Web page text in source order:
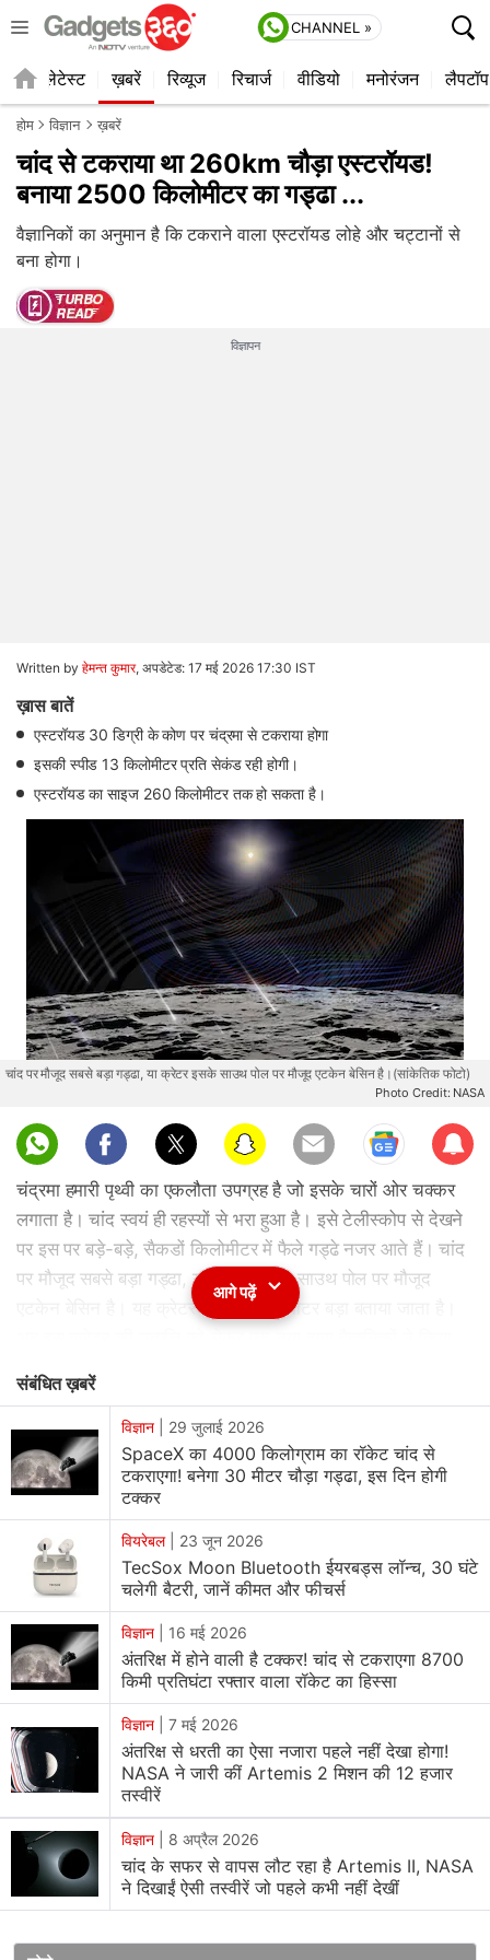
CHANNEL »
लेटेस्ट ख़बरें रिव्यूज रिचार्ज वीडियो मनोरंजन लैपटॉप
होम विज्ञान ख़बरें
चांद से टकराया था 260km चौड़ा एस्टरॉयड!
बनाया 2500 किलोमीटर का गड्ढा ...
वैज्ञानिकों का अनुमान है कि टकराने वाला एस्टरॉयड लोहे और चट्टानों से
बना होगा।
विज्ञापन
Written by हेमन्त कुमार, अपडेटेड: 17 मई 2026 17:30 IST
ख़ास बातें
एस्टरॉयड 30 डिग्री के कोण पर चंद्रमा से टकराया होगा
इसकी स्पीड 13 किलोमीटर प्रति सेकंड रही होगी।
एस्टरॉयड का साइज 260 किलोमीटर तक हो सकता है।
चांद पर मौजूद सबसे बड़ा गड्ढा, या क्रेटर इसके साउथ पोल पर मौजूद एटकेन बेसिन है।(सांकेतिक फोटो)
Photo Credit: NASA
Sub
scri
be
चंद्रमा हमारी पृथ्वी का एकलौता उपग्रह है जो इसके चारों ओर चक्कर
लगाता है। चांद स्वयं ही रहस्यों से भरा हुआ है। इसे टेलीस्कोप से देखने
पर इस पर बड़े-बड़े, सैकडों किलोमीटर में फैले गड्ढे नजर आते हैं। चांद
पर मौजूद सबसे बड़ा गड्ढा, या क्रेटर इसके साउथ पोल पर मौजूद
एटकेन बेसिन है। यह क्रेटर 2500 किलोमीटर बड़ा बताया जाता है।
लेकर क्या नया दावा किया गया है।
चांद का सबसे बड़ा क्रेटर SPA बेसिन अपने आप में विशेष महत्व रखता
है। इसमें चांद की सहत मेंटल (mantle) के कई महत्वपूर्ण पदार्थ मौजूद
हो सकते हैं जिनमें वैज्ञानिकों को विशेष रुचि हो सकती है।
Advances
via)के अनुसार, पर्ड्यू विश्वविद्यालय की शिगेरु वाकिता
ने इसके 3D सिमुलेशन पर काम किया और पता लगाया कि यह क्रेटर
एक एस्टरॉयड के प्रभाव से बना हो सकता है। चौंकाने वाली बात निकल
कर सामने आई कि एस्टरॉयड का साइज 260 किलोमीटर तक हो
सकता है। इतना ही नहीं, वैज्ञानिकों का अनुमान है कि यह एस्टरॉयड
लोहे और चट्टानों से बना होगा।
सिमुलेशन से अंदाजा लगाया गया है कि यह एस्टरॉयड 30 डिग्री के कोण
पर चंद्रमा से टकराया होगा जिस वक्त इसकी स्पीड 13 किलोमीटर प्रति
सेकंड रही होगी। इस शक्तिशाली टक्कर के प्रभावों का अध्ययन करके
खगोलविदों का अनुमान है कि चंद्रमा के मेंटल के टुकड़े चंद्रमा के
दक्षिणी ध्रुव की ओर निकल गए थे।
इसके अलावा अध्ययन के लेखकों का कहना है कि अंतरिक्ष यात्री 2028
आगे पढ़ें
संबंधित ख़बरें
विज्ञान 29 जुलाई 2026
SpaceX का 4000 किलोग्राम का रॉकेट चांद से
टकराएगा! बनेगा 30 मीटर चौड़ा गड्ढा, इस दिन होगी
टक्कर
वियरेबल| 23 जून 2026
TecSox Moon Bluetooth ईयरबड्स लॉन्च, 30 घंटे
चलेगी बैटरी, जानें कीमत और फीचर्स
विज्ञान 16 मई 2026
अंतरिक्ष में होने वाली है टक्कर! चांद से टकराएगा 8700
किमी प्रतिघंटा रफ्तार वाला रॉकेट का हिस्सा
विज्ञान 7 मई 2026
अंतरिक्ष से धरती का ऐसा नजारा पहले नहीं देखा होगा!
NASA ने जारी कीं Artemis 2 मिशन की 12 हजार
तस्वीरें
विज्ञान 8 अप्रैल 2026
चांद के सफर से वापस लौट रहा है Artemis II, NASA
ने दिखाईं ऐसी तस्वीरें जो पहले कभी नहीं देखीं